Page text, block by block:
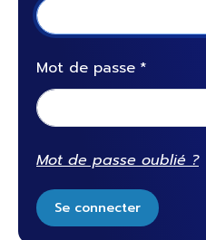
Mot de passe
Mot de passe oublié ?
Se connecter